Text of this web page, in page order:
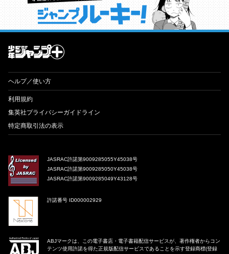
才能溢れる投稿作が読み放題！ ジャンプルーキー！
ヘルプ／使い方
利用規約
集英社プライバシーガイドライン
特定商取引法の表示
JASRAC許諾第9009285055Y45038号
JASRAC許諾第9009285050Y45038号
JASRAC許諾第9009285049Y43128号
許諾番号 ID000002929
ABJマークは、この電子書店・電子書籍配信サービスが、著作権者からコン
テンツ使用許諾を得た正規版配信サービスであることを示す登録商標(登録